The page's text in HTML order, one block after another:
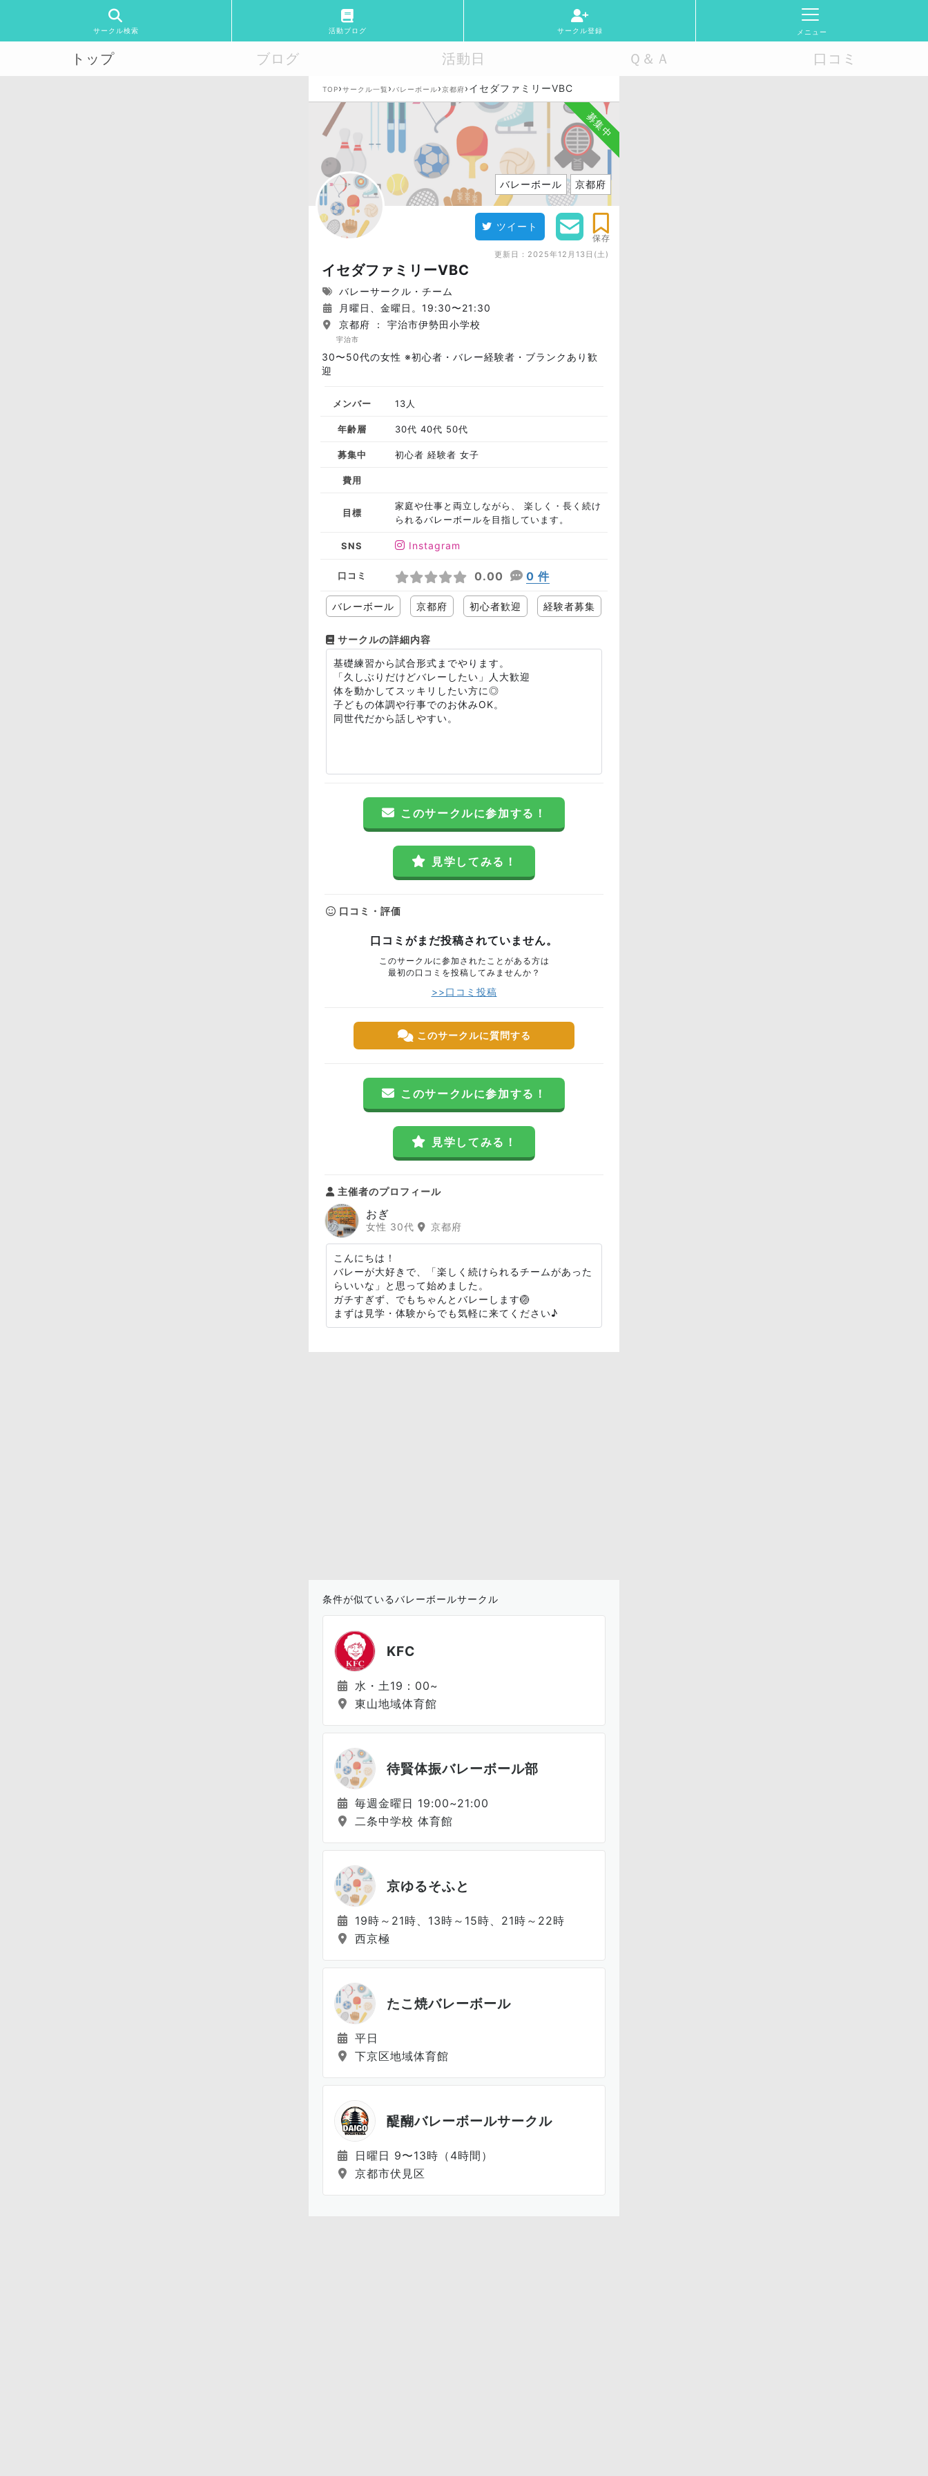
サークル検索 活動ブログ サークル登録 メニュー
トップ ブログ 活動日 Ｑ＆Ａ 口コミ
TOP›サークル一覧 › バレーボール›京都府›イセダファミリーVBC
募集中
バレーボール 京都府
ツイート
保存
更新日： 2025年12月13日(土)
イセダファミリーVBC
バレーサークル・チーム
月曜日、金曜日。19:30〜21:30
京都府 ： 宇治市伊勢田小学校
宇治市
30〜50代の女性 ※初心者・バレー経験者・ブランクあり歓
迎
メンバー 13人
年齢層 30代 40代 50代
募集中 初心者 経験者 女子
費用
目標
家庭や仕事と両立しながら、 楽しく・長く続け
られるバレーボールを目指しています。
SNS Instagram
口コミ 0.00 0 件
バレーボール 京都府 初心者歓迎 経験者募集
サークルの詳細内容
基礎練習から試合形式までやります。
「久しぶりだけどバレーしたい」人大歓迎
体を動かしてスッキリしたい方に◎
子どもの体調や行事でのお休みOK。
同世代だから話しやすい。
このサークルに参加する！
見学してみる！
口コミ・評価
口コミがまだ投稿されていません。
このサークルに参加されたことがある方は
最初の口コミを投稿してみませんか？
>>口コミ投稿
このサークルに質問する
このサークルに参加する！
見学してみる！
主催者のプロフィール
おぎ
女性 30代 京都府
こんにちは！
バレーが大好きで、「楽しく続けられるチームがあった
らいいな」と思って始めました。
ガチすぎず、でもちゃんとバレーします🏐
まずは見学・体験からでも気軽に来てください♪
条件が似ているバレーボールサークル
KFC
水・土19：00~
東山地域体育館
待賢体振バレーボール部
毎週金曜日 19:00~21:00
二条中学校 体育館
京ゆるそふと
19時～21時、13時～15時、21時～22時
西京極
たこ焼バレーボール
平日
下京区地域体育館
醍醐バレーボールサークル
日曜日 9〜13時（4時間）
京都市伏見区